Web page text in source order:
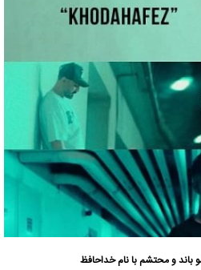
باند و محتشم با نام خداحافظ